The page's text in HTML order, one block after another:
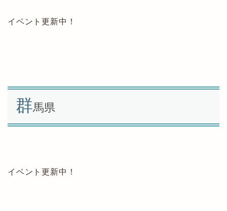
イベント更新中！
群馬県
イベント更新中！